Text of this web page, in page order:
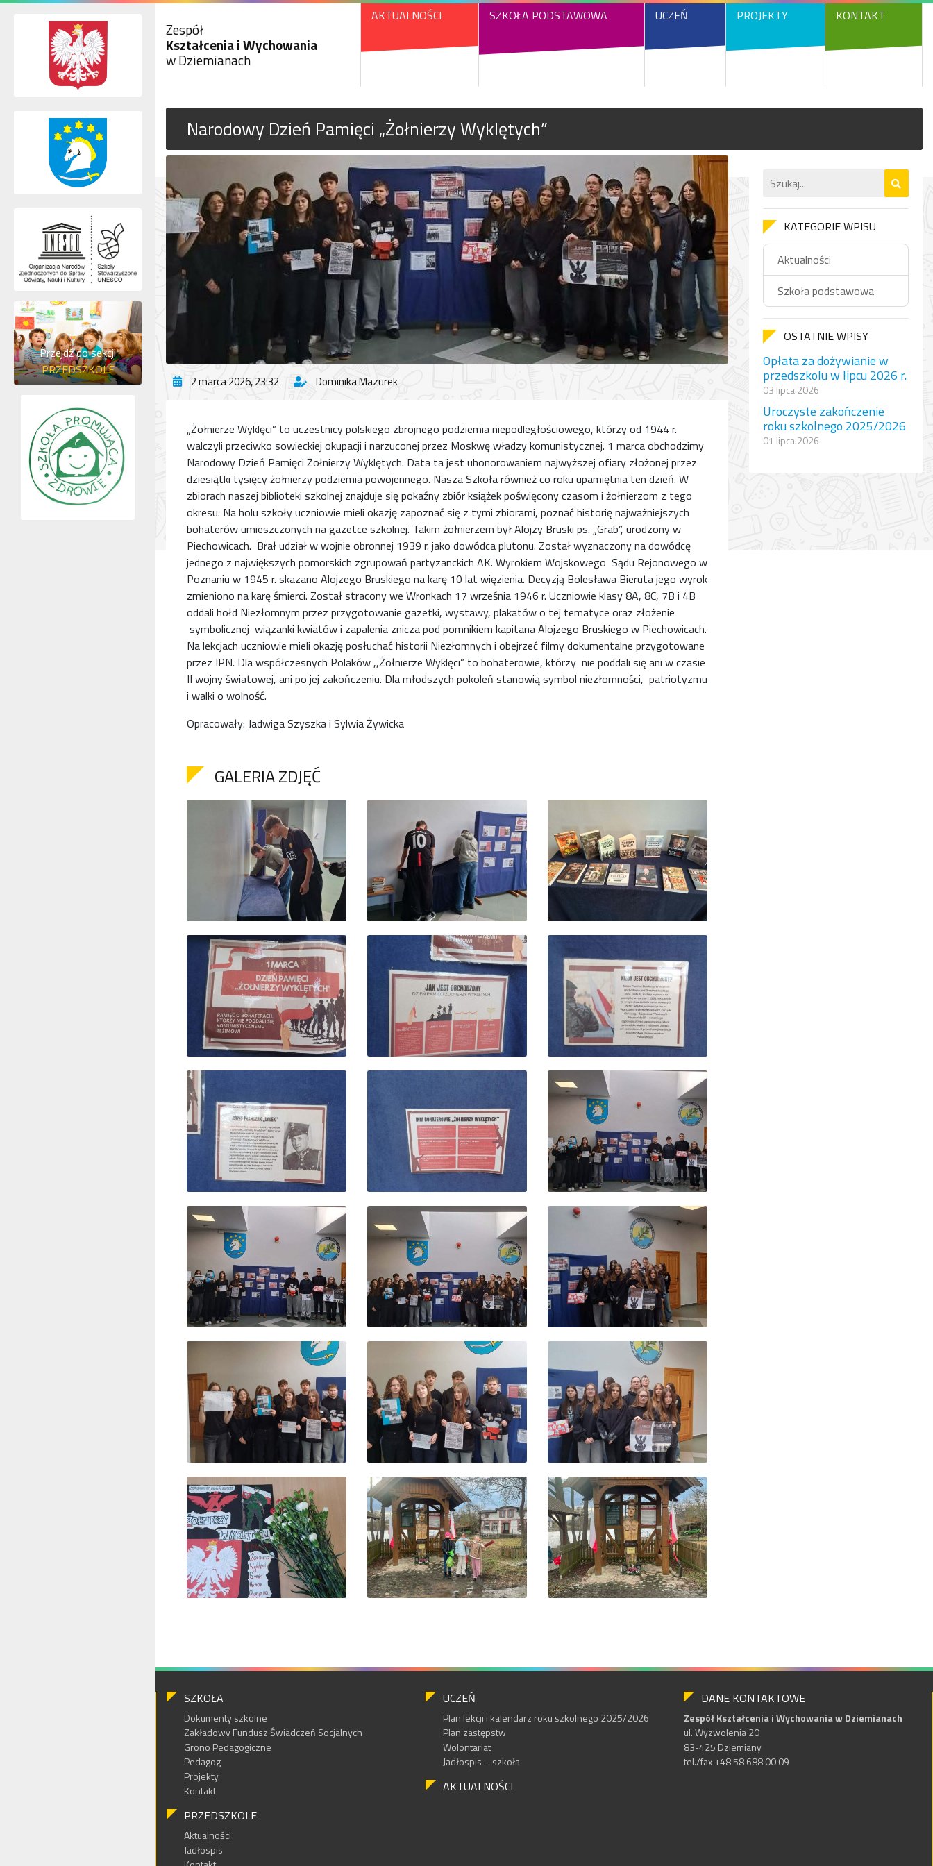
Zespół
Kształcenia i Wychowania
w Dziemianach
AKTUALNOŚCI SZKOŁA PODSTAWOWA UCZEŃ PROJEKTY KONTAKT
Narodowy Dzień Pamięci „Żołnierzy Wyklętych”
2 marca 2026, 23:32 Dominika Mazurek
„Żołnierze Wyklęci” to uczestnicy polskiego zbrojnego podziemia niepodległościowego, którzy od 1944 r.
walczyli przeciwko sowieckiej okupacji i narzuconej przez Moskwę władzy komunistycznej. 1 marca obchodzimy
Narodowy Dzień Pamięci Żołnierzy Wyklętych. Data ta jest uhonorowaniem najwyższej ofiary złożonej przez
dziesiątki tysięcy żołnierzy podziemia powojennego. Nasza Szkoła również co roku upamiętnia ten dzień. W
zbiorach naszej biblioteki szkolnej znajduje się pokaźny zbiór książek poświęcony czasom i żołnierzom z tego
okresu. Na holu szkoły uczniowie mieli okazję zapoznać się z tymi zbiorami, poznać historię najważniejszych
bohaterów umieszczonych na gazetce szkolnej. Takim żołnierzem był Alojzy Bruski ps. „Grab”, urodzony w
Piechowicach. Brał udział w wojnie obronnej 1939 r. jako dowódca plutonu. Został wyznaczony na dowódcę
jednego z największych pomorskich zgrupowań partyzanckich AK. Wyrokiem Wojskowego Sądu Rejonowego w
Poznaniu w 1945 r. skazano Alojzego Bruskiego na karę 10 lat więzienia. Decyzją Bolesława Bieruta jego wyrok
zmieniono na karę śmierci. Został stracony we Wronkach 17 września 1946 r. Uczniowie klasy 8A, 8C, 7B i 4B
oddali hołd Niezłomnym przez przygotowanie gazetki, wystawy, plakatów o tej tematyce oraz złożenie
symbolicznej wiązanki kwiatów i zapalenia znicza pod pomnikiem kapitana Alojzego Bruskiego w Piechowicach.
Na lekcjach uczniowie mieli okazję posłuchać historii Niezłomnych i obejrzeć filmy dokumentalne przygotowane
przez IPN. Dla współczesnych Polaków ,,Żołnierze Wyklęci” to bohaterowie, którzy nie poddali się ani w czasie
II wojny światowej, ani po jej zakończeniu. Dla młodszych pokoleń stanowią symbol niezłomności, patriotyzmu
i walki o wolność.
Opracowały: Jadwiga Szyszka i Sylwia Żywicka
GALERIA ZDJĘĆ
KATEGORIE WPISU
Aktualności
Szkoła podstawowa
OSTATNIE WPISY
Opłata za dożywianie w
przedszkolu w lipcu 2026 r.
03 lipca 2026
Uroczyste zakończenie
roku szkolnego 2025/2026
01 lipca 2026
SZKOŁA
Dokumenty szkolne
Zakładowy Fundusz Świadczeń Socjalnych
Grono Pedagogiczne
Pedagog
Projekty
Kontakt
PRZEDSZKOLE
Aktualności
Jadłospis
UCZEŃ
Plan lekcji i kalendarz roku szkolnego 2025/2026
Plan zastępstw
Wolontariat
Jadłospis – szkoła
AKTUALNOŚCI
DANE KONTAKTOWE
Zespół Kształcenia i Wychowania w Dziemianach
ul. Wyzwolenia 20
83-425 Dziemiany
tel./fax +48 58 688 00 09
Przejdź do sekcji
PRZEDSZKOLE